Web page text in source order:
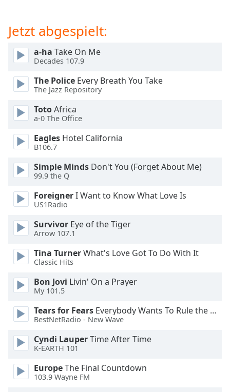
window.
Escape
and
close
window.
Text
Color
Opacity
Text
Background
Color
Opacity
Caption
Background
Color
Jetzt abgespielt:
a-ha Take On Me
Decades 107.9
The Police Every Breath You Take
The Jazz Repository
TotoAfrica
a-0 The Office
Eagles Hotel California
B106.7
Simple Minds Don't You (Forget About Me)
99.9 the Q
ForeignerI Want to Know What Love Is
US1Radio
Survivor Eye of the Tiger
Arrow 107.1
Tina TurnerWhat's Love Got To Do With It
Classic Hits
Bon Jovi Livin' On a Prayer
My 101.5
Tears for Fears Everybody Wants To Rule the World
BestNetRadio - New Wave
Cyndi LauperTime After Time
K-EARTH 101
EuropeThe Final Countdown
103.9 Wayne FM